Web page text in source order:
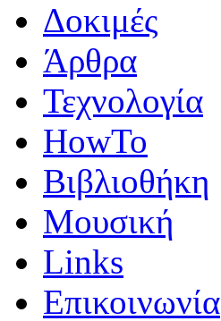
Δοκιμές
Άρθρα
Τεχνολογία
HowTo
Βιβλιοθήκη
Μουσική
Links
Επικοινωνία